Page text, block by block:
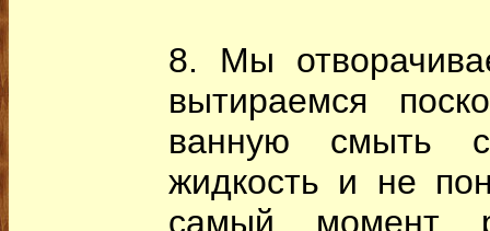
8. Мы
вытираемся
ванную смыть
жидкость и не
самый момент